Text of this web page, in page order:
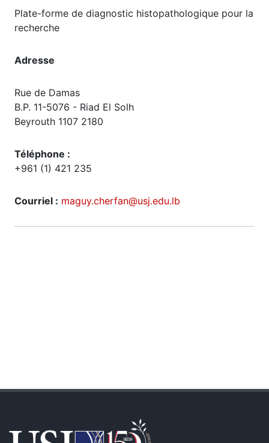
Plate-forme de diagnostic histopathologique pour la
recherche
Adresse
Rue de Damas
B.P. 11-5076 - Riad El Solh
Beyrouth 1107 2180
Téléphone :
+961 (1) 421 235
Courriel : maguy.cherfan@usj.edu.lb